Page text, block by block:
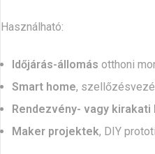
Használható:
Időjárás-állomás otthoni
Smart home,
Rendezvény- vagy kirakati
Maker projektek, DIY